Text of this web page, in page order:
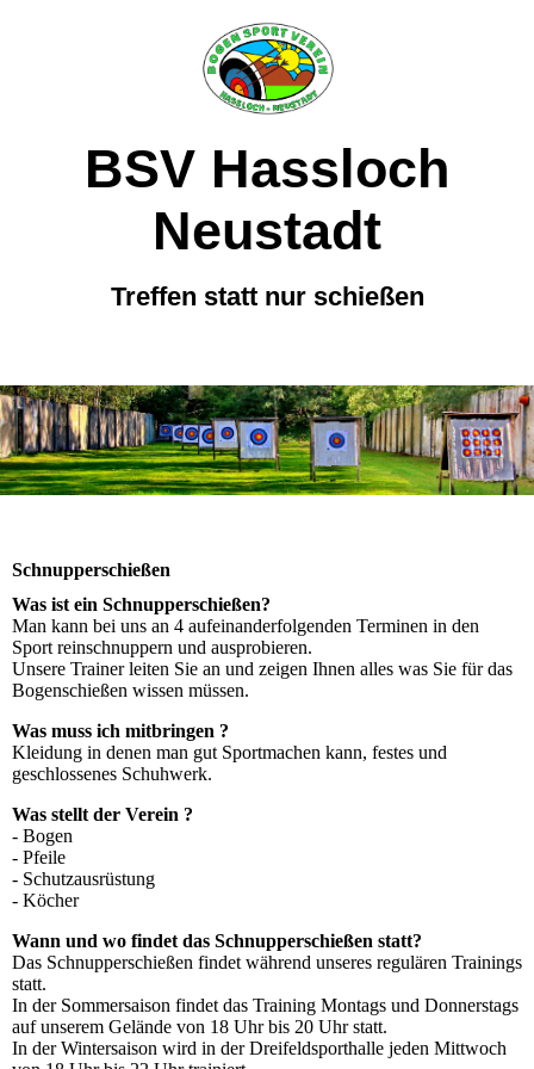
BSV Hassloch
Neustadt
Treffen statt nur schießen
Schnupperschießen
Was ist ein Schnupperschießen?
Man kann bei uns an 4 aufeinanderfolgenden Terminen in den
Sport reinschnuppern und ausprobieren.
Unsere Trainer leiten Sie an und zeigen Ihnen alles was Sie für das
Bogenschießen wissen müssen.
Was muss ich mitbringen ?
Kleidung in denen man gut Sportmachen kann, festes und
geschlossenes Schuhwerk.
Was stellt der Verein ?
- Bogen
- Pfeile
- Schutzausrüstung
- Köcher
Wann und wo findet das Schnupperschießen statt?
Das Schnupperschießen findet während unseres regulären Trainings
statt.
In der Sommersaison findet das Training Montags und Donnerstags
auf unserem Gelände von 18 Uhr bis 20 Uhr statt.
In der Wintersaison wird in der Dreifeldsporthalle jeden Mittwoch